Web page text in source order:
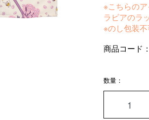
※こちらの
ラビアのラ
※のし包装
商品コード：
数量：